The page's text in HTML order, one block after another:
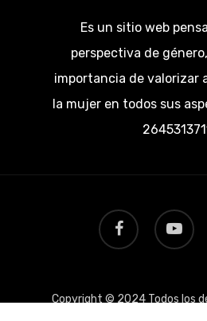
Es un sitio web
perspectiva de
importancia de valorizar
la mujer en todos sus
facebook youtube
Copyright © 2024 Todos los